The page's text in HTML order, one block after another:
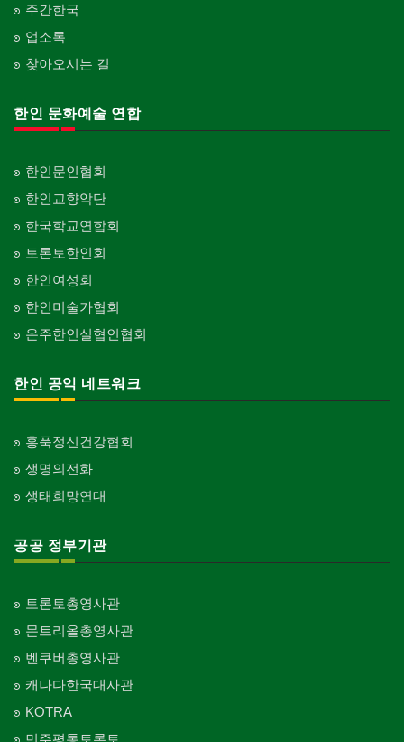
주간한국
업소록
찾아오시는 길
한인 문화예술 연합
한인문인협회
한인교향악단
한국학교연합회
토론토한인회
한인여성회
한인미술가협회
온주한인실협인협회
한인 공익 네트워크
홍푹정신건강협회
생명의전화
생태희망연대
공공 정부기관
토론토총영사관
몬트리올총영사관
벤쿠버총영사관
캐나다한국대사관
KOTRA
민주평통토론토